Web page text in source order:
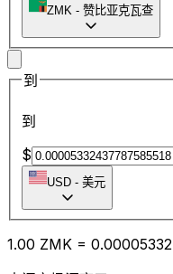
ZMK - 赞比亚克瓦查
到
到
$
USD - 美元
1.00 ZMK = 0.00005332